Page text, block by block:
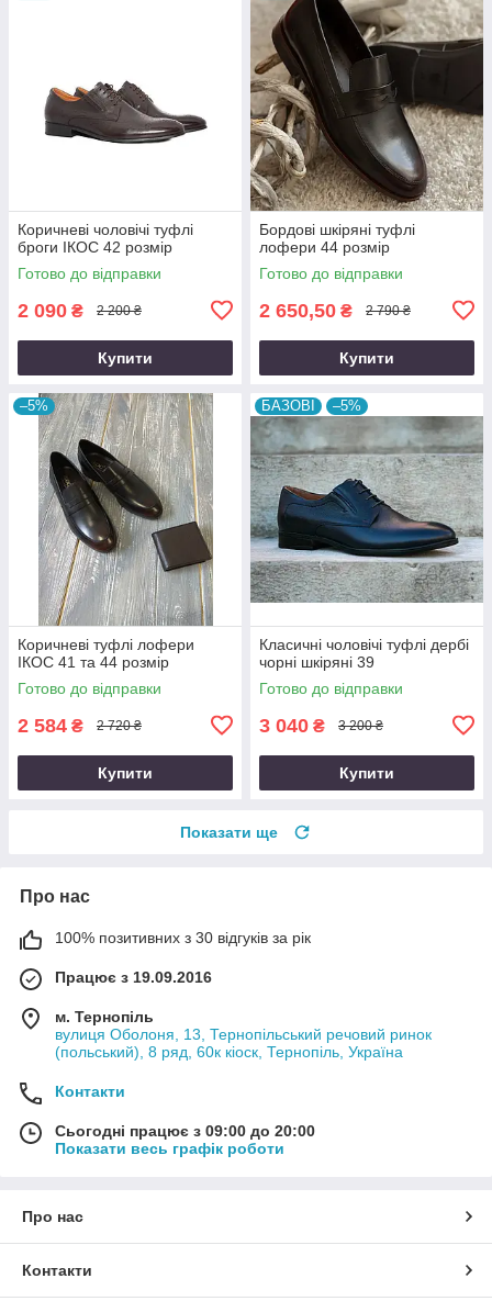
Коричневі чоловічі туфлі
броги ІКОС 42 розмір
Готово до відправки
2 090 ₴ 2 200 ₴
Купити
Бордові шкіряні туфлі
лофери 44 розмір
Готово до відправки
2 650,50 ₴ 2 790 ₴
Купити
–5%
Коричневі туфлі лофери
ІКОС 41 та 44 розмір
Готово до відправки
2 584 ₴ 2 720 ₴
Купити
БАЗОВІ –5%
Класичні чоловічі туфлі дербі
чорні шкіряні 39
Готово до відправки
3 040 ₴ 3 200 ₴
Купити
Показати ще
Про нас
100% позитивних з 30 відгуків за рік
Працює з 19.09.2016
м. Тернопіль
вулиця Оболоня, 13, Тернопільський речовий ринок
(польський), 8 ряд, 60к кіоск, Тернопіль, Україна
Контакти
Сьогодні працює з 09:00 до 20:00
Показати весь графік роботи
Про нас
Контакти